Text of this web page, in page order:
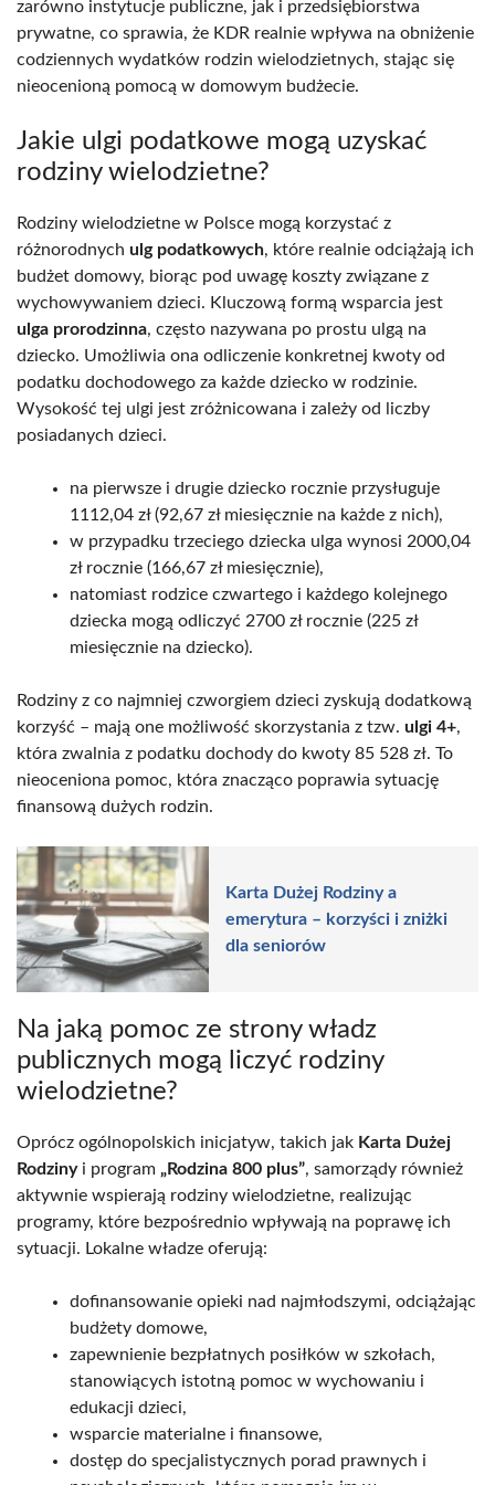
zarówno instytucje publiczne, jak i przedsiębiorstwa
prywatne, co sprawia, że KDR realnie wpływa na obniżenie
codziennych wydatków rodzin wielodzietnych, stając się
nieocenioną pomocą w domowym budżecie.
Jakie ulgi podatkowe mogą uzyskać
rodziny wielodzietne?
Rodziny wielodzietne w Polsce mogą korzystać z
różnorodnych ulg podatkowych, które realnie odciążają ich
budżet domowy, biorąc pod uwagę koszty związane z
wychowywaniem dzieci. Kluczową formą wsparcia jest
ulga prorodzinna, często nazywana po prostu ulgą na
dziecko. Umożliwia ona odliczenie konkretnej kwoty od
podatku dochodowego za każde dziecko w rodzinie.
Wysokość tej ulgi jest zróżnicowana i zależy od liczby
posiadanych dzieci.
na pierwsze i drugie dziecko rocznie przysługuje
1112,04 zł (92,67 zł miesięcznie na każde z nich),
w przypadku trzeciego dziecka ulga wynosi 2000,04
zł rocznie (166,67 zł miesięcznie),
natomiast rodzice czwartego i każdego kolejnego
dziecka mogą odliczyć 2700 zł rocznie (225 zł
miesięcznie na dziecko).
Rodziny z co najmniej czworgiem dzieci zyskują dodatkową
korzyść – mają one możliwość skorzystania z tzw. ulgi 4+,
która zwalnia z podatku dochody do kwoty 85 528 zł. To
nieoceniona pomoc, która znacząco poprawia sytuację
finansową dużych rodzin.
Karta Dużej Rodziny a
emerytura – korzyści i zniżki
dla seniorów
Na jaką pomoc ze strony władz
publicznych mogą liczyć rodziny
wielodzietne?
Oprócz ogólnopolskich inicjatyw, takich jak Karta Dużej
Rodzinyi program „Rodzina 800 plus”, samorządy również
aktywnie wspierają rodziny wielodzietne, realizując
programy, które bezpośrednio wpływają na poprawę ich
sytuacji. Lokalne władze oferują:
dofinansowanie opieki nad najmłodszymi, odciążając
budżety domowe,
zapewnienie bezpłatnych posiłków w szkołach,
stanowiących istotną pomoc w wychowaniu i
edukacji dzieci,
wsparcie materialne i finansowe,
dostęp do specjalistycznych porad prawnych i